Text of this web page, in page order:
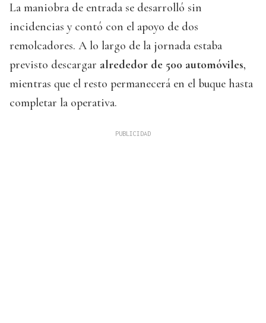
La maniobra de entrada se desarrolló sin
incidencias y contó con el apoyo de dos
remolcadores. A lo largo de la jornada estaba
previsto descargar alrededor de 500 automóviles,
mientras que el resto permanecerá en el buque hasta
completar la operativa.